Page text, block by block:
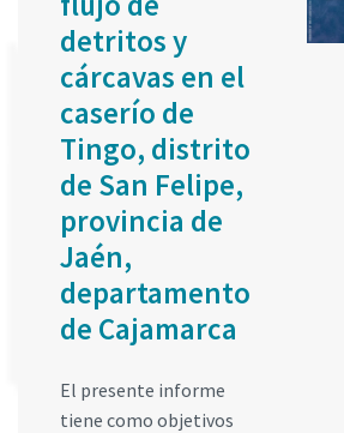
detritos y
cárcavas en el
caserío de
Tingo, distrito
de San Felipe,
provincia de
Jaén,
departamento
de Cajamarca
El presente informe
tiene como objetivos